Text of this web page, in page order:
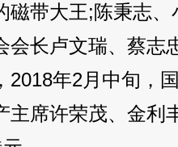
磁带大王;陈秉志
会长卢文瑞、蔡志
2018年2月中旬，
主席许荣茂、金利